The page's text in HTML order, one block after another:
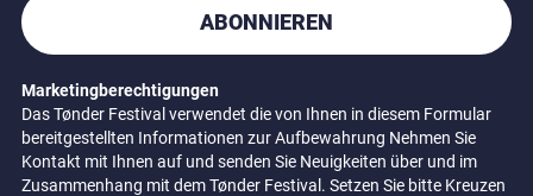
ABONNIEREN
Marketingberechtigungen
Das Tønder Festival verwendet die von Ihnen in diesem Formular
bereitgestellten Informationen zur Aufbewahrung Nehmen Sie
Kontakt mit Ihnen auf und senden Sie Neuigkeiten über und im
Zusammenhang mit dem Tønder Festival. Setzen Sie bitte Kreuzen